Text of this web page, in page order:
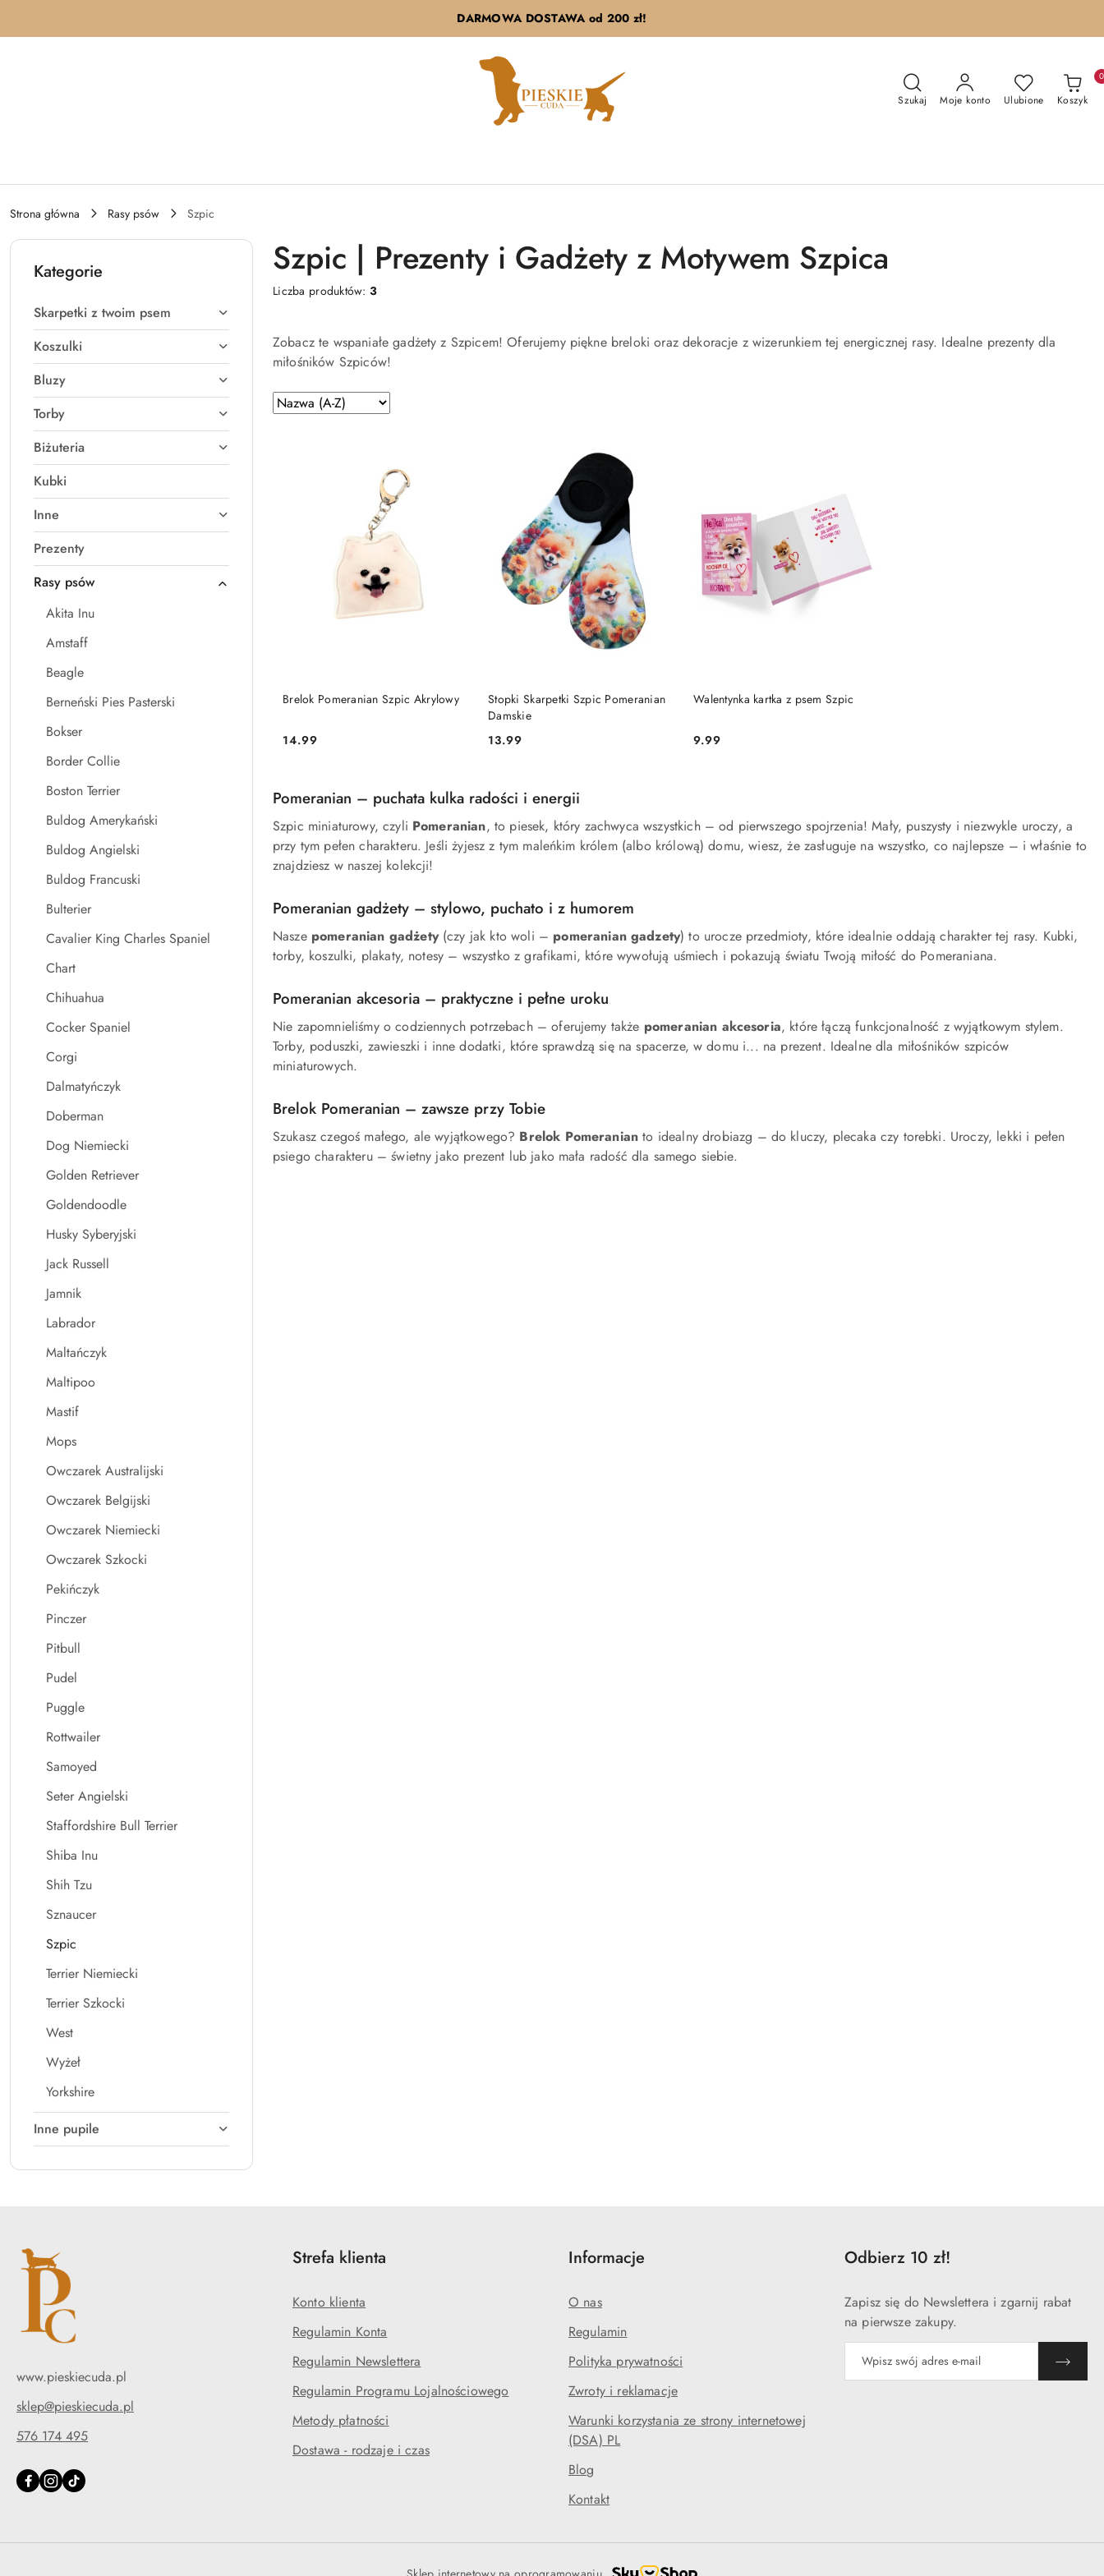
DARMOWA DOSTAWA od 200 zł!
Szukaj Moje konto Ulubione Koszyk
0
Strona główna Rasy psów Szpic
Kategorie
Skarpetki z twoim psem
Koszulki
Bluzy
Torby
Biżuteria
Kubki
Inne
Prezenty
Rasy psów
Akita Inu
Amstaff
Beagle
Berneński Pies Pasterski
Bokser
Border Collie
Boston Terrier
Buldog Amerykański
Buldog Angielski
Buldog Francuski
Bulterier
Cavalier King Charles Spaniel
Chart
Chihuahua
Cocker Spaniel
Corgi
Dalmatyńczyk
Doberman
Dog Niemiecki
Golden Retriever
Goldendoodle
Husky Syberyjski
Jack Russell
Jamnik
Labrador
Maltańczyk
Maltipoo
Mastif
Mops
Owczarek Australijski
Owczarek Belgijski
Owczarek Niemiecki
Owczarek Szkocki
Pekińczyk
Pinczer
Pitbull
Pudel
Puggle
Rottwailer
Samoyed
Seter Angielski
Staffordshire Bull Terrier
Shiba Inu
Shih Tzu
Sznaucer
Szpic
Terrier Niemiecki
Terrier Szkocki
West
Wyżeł
Yorkshire
Inne pupile
Szpic | Prezenty i Gadżety z Motywem Szpica
Liczba produktów:3
Zobacz te wspaniałe gadżety z Szpicem! Oferujemy piękne breloki oraz dekoracje z wizerunkiem tej energicznej rasy. Idealne prezenty dla
miłośników Szpiców!
Zastosowano
sortowanie:
Sortuj
według
Brelok Pomeranian Szpic Akrylowy
Cena:
14.99
DO KOSZYKA
Stopki Skarpetki Szpic Pomeranian
Damskie
Cena:
13.99
DO KOSZYKA Walentynka kartka z psem Szpic
Cena:
9.99
DO KOSZYKA
Pomeranian – puchata kulka radości i energii
Szpic miniaturowy, czyli Pomeranian, to piesek, który zachwyca wszystkich – od pierwszego spojrzenia! Mały, puszysty i niezwykle uroczy, a
przy tym pełen charakteru. Jeśli żyjesz z tym maleńkim królem (albo królową) domu, wiesz, że zasługuje na wszystko, co najlepsze – i właśnie to
znajdziesz w naszej kolekcji!
Pomeranian gadżety – stylowo, puchato i z humorem
Nasze pomeranian gadżety(czy jak kto woli – pomeranian gadzety) to urocze przedmioty, które idealnie oddają charakter tej rasy. Kubki,
torby, koszulki, plakaty, notesy – wszystko z grafikami, które wywołują uśmiech i pokazują światu Twoją miłość do Pomeraniana.
Pomeranian akcesoria – praktyczne i pełne uroku
Nie zapomnieliśmy o codziennych potrzebach – oferujemy także pomeranian akcesoria, które łączą funkcjonalność z wyjątkowym stylem.
Torby, poduszki, zawieszki i inne dodatki, które sprawdzą się na spacerze, w domu i... na prezent. Idealne dla miłośników szpiców
miniaturowych.
Brelok Pomeranian – zawsze przy Tobie
Szukasz czegoś małego, ale wyjątkowego? Brelok Pomeranian to idealny drobiazg – do kluczy, plecaka czy torebki. Uroczy, lekki i pełen
psiego charakteru – świetny jako prezent lub jako mała radość dla samego siebie.
www.pieskiecuda.pl
sklep@pieskiecuda.pl
576 174 495
Strefa klienta
Konto klienta
Regulamin Konta
Regulamin Newslettera
Regulamin Programu Lojalnościowego
Metody płatności
Dostawa - rodzaje i czas
Informacje
O nas
Regulamin
Polityka prywatności
Zwroty i reklamacje
Warunki korzystania ze strony internetowej
(DSA) PL
Blog
Kontakt
Odbierz 10 zł!
Zapisz się do Newslettera i zgarnij rabat
na pierwsze zakupy.